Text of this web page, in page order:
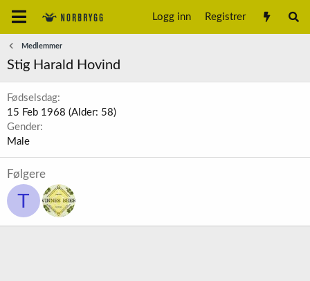
Logg inn Registrer
Medlemmer
Stig Harald Hovind
Fødselsdag
15 Feb 1968 (Alder: 58)
Gender
Male
Følgere
T